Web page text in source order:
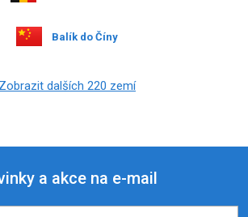
Balík do Číny
Zobrazit dalších 220 zemí
a akce na e-mail